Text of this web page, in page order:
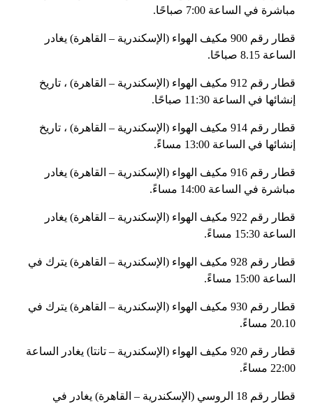
مباشرة في الساعة 7:00 صباحًا.
قطار رقم 900 مكيف الهواء (الإسكندرية – القاهرة) يغادر
الساعة 8.15 صباحًا.
قطار رقم 912 مكيف الهواء (الإسكندرية – القاهرة) ، تاريخ
إنشائها في الساعة 11:30 صباحًا.
قطار رقم 914 مكيف الهواء (الإسكندرية – القاهرة) ، تاريخ
إنشائها في الساعة 13:00 مساءً.
قطار رقم 916 مكيف الهواء (الإسكندرية – القاهرة) يغادر
مباشرة في الساعة 14:00 مساءً.
قطار رقم 922 مكيف الهواء (الإسكندرية – القاهرة) يغادر
الساعة 15:30 مساءً.
قطار رقم 928 مكيف الهواء (الإسكندرية – القاهرة) يترك في
الساعة 15:00 مساءً.
قطار رقم 930 مكيف الهواء (الإسكندرية – القاهرة) يترك في
20.10 مساءً.
قطار رقم 920 مكيف الهواء (الإسكندرية – تانتا) يغادر الساعة
22:00 مساءً.
قطار رقم 18 الروسي (الإسكندرية – القاهرة) يغادر في